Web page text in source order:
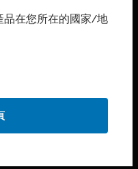
品在您所在的國家/地